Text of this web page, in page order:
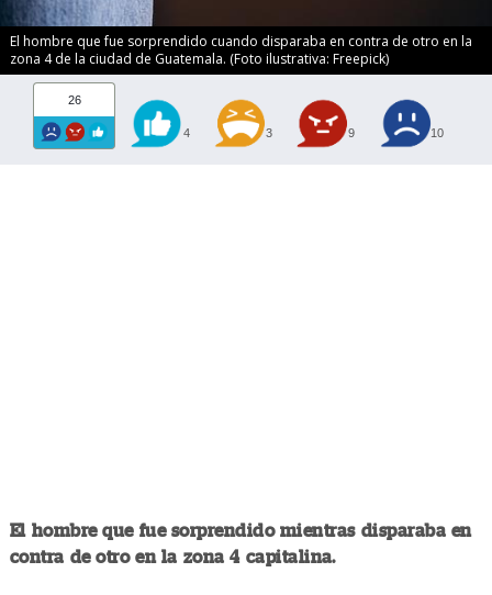
El hombre que fue sorprendido cuando disparaba en contra de otro en la
zona 4 de la ciudad de Guatemala. (Foto ilustrativa: Freepick)
26
4 3 9 10
El hombre que fue sorprendido mientras disparaba en
contra de otro en la zona 4 capitalina.